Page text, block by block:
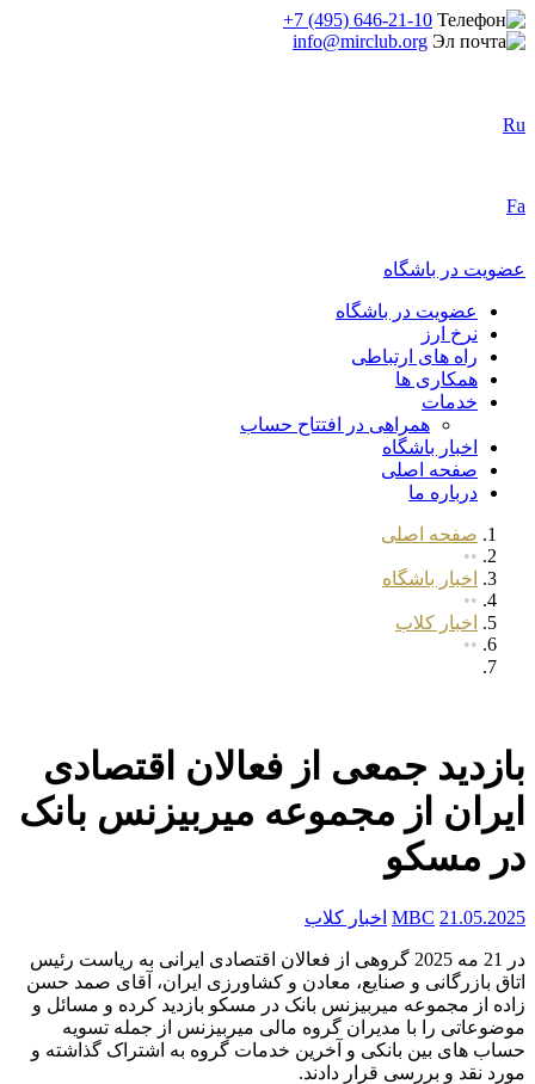
+7 (495) 646-21-10
info@mirclub.org
Ru
Fa
عضویت در باشگاه
عضویت در باشگاه
نرخ ارز
راه های ارتباطی
همکاری ها
خدمات
همراهی در افتتاح حساب
اخبار باشگاه
صفحه اصلی
درباره ما
صفحه اصلی
••
اخبار باشگاه
••
اخبار کلاب
••
بازدید جمعی از فعالان اقتصادی
ایران از مجموعه میربیزنس بانک
در مسکو
21.05.2025
MBC اخبار کلاب
در 21 مه 2025 گروهی از فعالان اقتصادی ایرانی به ریاست رئیس
اتاق بازرگانی و صنایع، معادن و کشاورزی ایران، آقای صمد حسن
زاده از مجموعه میربیزنس بانک در مسکو بازدید کرده و مسائل و
موضوعاتی را با مدیران گروه مالی میربیزنس از جمله تسویه
حساب های بین بانکی و آخرین خدمات گروه به اشتراک گذاشته و
مورد نقد و بررسی قرار دادند.